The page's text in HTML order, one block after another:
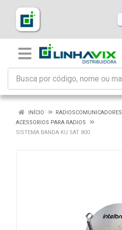
INÍCIO
RADIOSCOMUNICADORES
ACESSORIOS PARA RADIOS
SISTEMA BANDA KU SAT 800